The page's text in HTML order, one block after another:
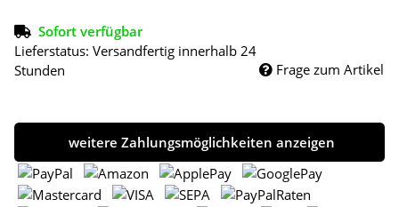
Sofort verfügbar
Lieferstatus: Versandfertig innerhalb 24
Stunden
Frage zum Artikel
weitere Zahlungsmöglichkeiten anzeigen